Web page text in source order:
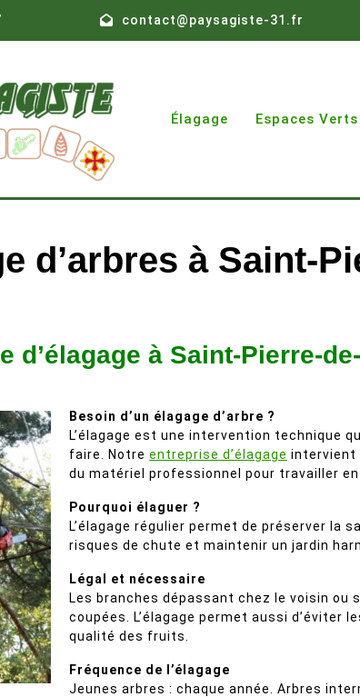
contact@paysagiste-31.fr
Élagage Espaces Verts
d’arbres à Saint-
d’élagage à Saint-Pierre-
Besoin d’un élagage d’arbre ?
L’élagage est une intervention technique
faire. Notre entreprise d’élagage intervient
du matériel professionnel pour travailler
Pourquoi élaguer ?
L’élagage régulier permet de préserver la
risques de chute et maintenir un jardin
Légal et nécessaire
Les branches dépassant chez le voisin ou
coupées. L’élagage permet aussi d’éviter
qualité des fruits.
Fréquence de l’élagage
Jeunes arbres : chaque année. Arbres